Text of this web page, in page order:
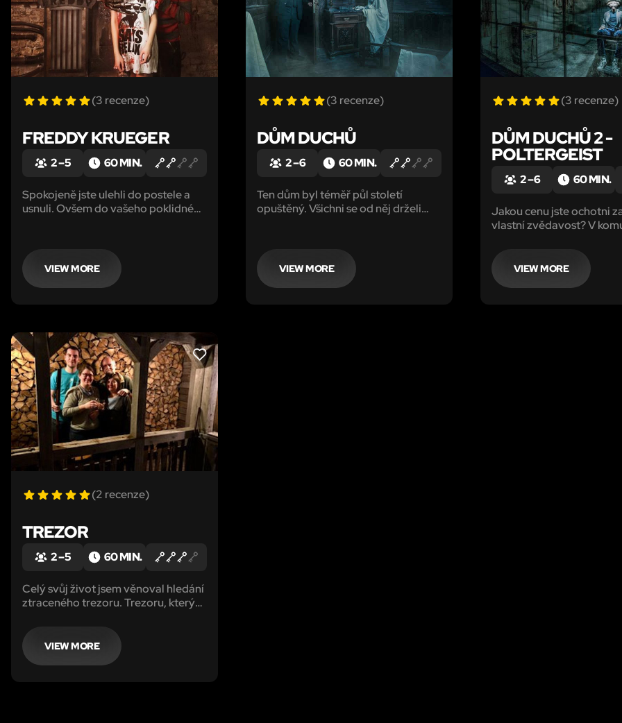
(3 recenze)
FREDDY KRUEGER
2 – 5 60 MIN.
Spokojeně jste ulehli do postele a
usnuli. Ovšem do vašeho poklidného
VIEW MORE
(3 recenze)
DŮM DUCHŮ
2 – 6 60 MIN.
Ten dům byl téměř půl století
opuštěný. Všichni se od něj drželi
VIEW MORE
(3 recenze)
DŮM DUCHŮ 2 -
POLTERGEIST
2 – 6 60 MIN.
Jakou cenu jste ochotni
vlastní zvědavost? V
lety spustil nebezpečný
experiment, který se
Existují totiž i dveře,
VIEW MORE
LIKE
(2 recenze)
TREZOR
2 – 5 60 MIN.
Celý svůj život jsem věnoval hledání
ztraceného trezoru. Trezoru, který
Úspěšnému podnikateli, milovníkovi
žen a respektovanému
gentlemanovi.
VIEW MORE